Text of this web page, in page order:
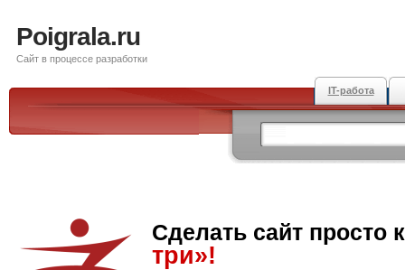
Poigrala.ru
Сайт в процессе разработки
IT-работа
Сделать сайт просто
три»!